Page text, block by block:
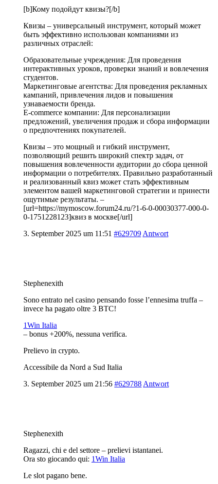
[b]Кому подойдут квизы?[/b]
Квизы – универсальный инструмент, который может
быть эффективно использован компаниями из
различных отраслей:
Образовательные учреждения: Для проведения
интерактивных уроков, проверки знаний и вовлечения
студентов.
Маркетинговые агентства: Для проведения рекламных
кампаний, привлечения лидов и повышения
узнаваемости бренда.
E-commerce компании: Для персонализации
предложений, увеличения продаж и сбора информации
о предпочтениях покупателей.
Квизы – это мощный и гибкий инструмент,
позволяющий решить широкий спектр задач, от
повышения вовлеченности аудитории до сбора ценной
информации о потребителях. Правильно разработанный
и реализованный квиз может стать эффективным
элементом вашей маркетинговой стратегии и принести
ощутимые результаты. –
[url=https://mymoscow.forum24.ru/?1-6-0-00030377-000-0-
0-1751228123]квиз в москве[/url]
3. September 2025 um 11:51 #629709 Antwort
Stephenexith
Sono entrato nel casino pensando fosse l’ennesima truffa –
invece ha pagato oltre 3 BTC!
1Win Italia
– bonus +200%, nessuna verifica.
Prelievo in crypto.
Accessibile da Nord a Sud Italia
3. September 2025 um 21:56 #629788 Antwort
Stephenexith
Ragazzi, chi e del settore – prelievi istantanei.
Ora sto giocando qui: 1Win Italia
Le slot pagano bene.